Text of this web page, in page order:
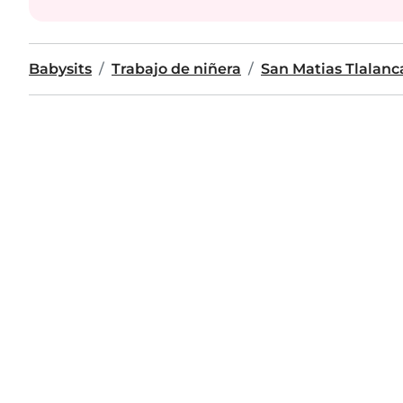
Babysits Trabajo de niñera San Matias